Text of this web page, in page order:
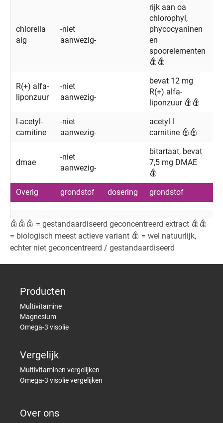
chlorella
alg
-niet
aanwezig-
rijk aan oa
chlorophyl,
phycocyaninen
en
spoorelementen
R(+) alfa-
liponzuur
-niet
aanwezig-
bevat 12 mg
R(+) alfa-
liponzuur
l-acetyl-
carnitine
-niet
aanwezig-
acetyl l
carnitine
dmae
-niet
aanwezig-
bitartaat, bevat
7,5 mg DMAE
Overig grondstof dosering grondstof
= gestandaardiseerd geconcentreerd extract
= biologisch meest actieve variant
= wel natuurlijk,
echter niet geconcentreerd / gestandaardiseerd
Producten
Multivitamine
Magnesium
Omega-3 visolie
Vergelijk
Multivitaminen vergelijken
Omega-3 visolie vergelijken
Over ons